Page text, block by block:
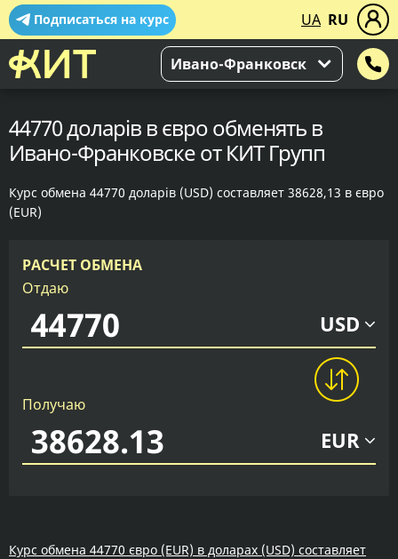
Подписаться на курс UA RU
Ивано-Франковск
44770 доларів в євро обменять в
Ивано-Франковске от КИТ Групп
Курс обмена 44770 доларів (USD) составляет 38628,13 в євро
(EUR)
РАСЧЕТ ОБМЕНА
Отдаю
USD
Получаю
EUR
Курс обмена 44770 євро (EUR) в доларах (USD) составляет